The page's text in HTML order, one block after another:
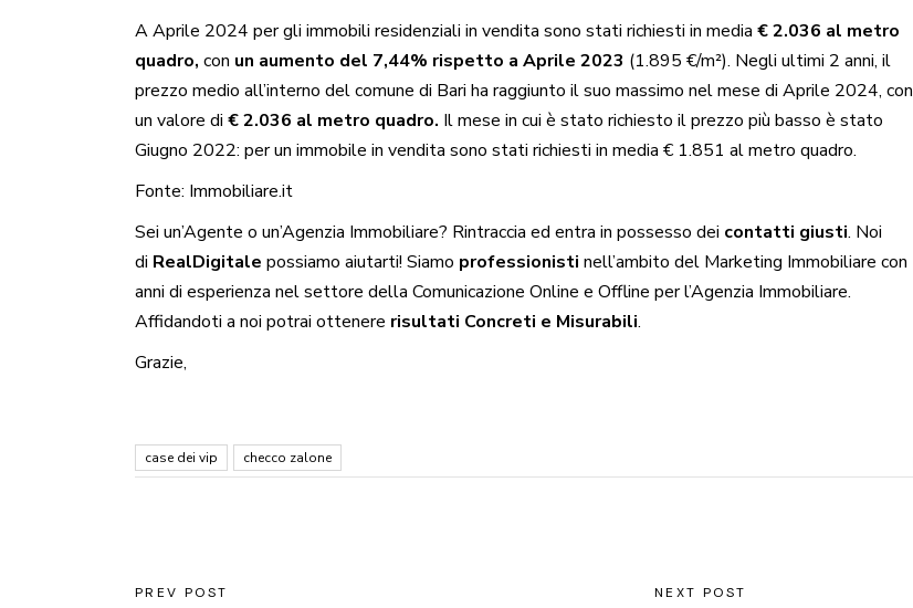
A Aprile 2024 per gli immobili residenziali in vendita sono stati richiesti in media € 2.036 al metro
quadro, con un aumento del 7,44% rispetto a Aprile 2023 (1.895 €/m²). Negli ultimi 2 anni, il
prezzo medio all’interno del comune di Bari ha raggiunto il suo massimo nel mese di Aprile 2024, con
un valore di € 2.036 al metro quadro. Il mese in cui è stato richiesto il prezzo più basso è stato
Giugno 2022: per un immobile in vendita sono stati richiesti in media € 1.851 al metro quadro.
Fonte: Immobiliare.it
Sei un’Agente o un’Agenzia Immobiliare? Rintraccia ed entra in possesso dei contatti giusti. Noi
di RealDigitale possiamo aiutarti! Siamo professionisti nell’ambito del Marketing Immobiliare con
anni di esperienza nel settore della Comunicazione Online e Offline per l’Agenzia Immobiliare.
Affidandoti a noi potrai ottenere risultati Concreti e Misurabili.
Grazie,
case dei vip checco zalone
PREV POST NEXT POST